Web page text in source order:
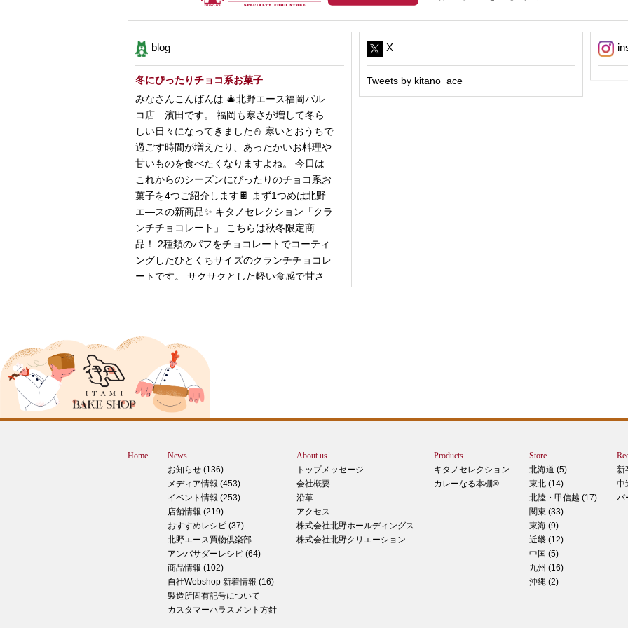
blog
冬にぴったりチョコ系お菓子
みなさんこんばんは 🎄北野エース福岡パル
コ店 濱田です。 福岡も寒さが増して冬ら
しい日々になってきました⛄️ 寒いとおうちで
過ごす時間が増えたり、あったかいお料理や
甘いものを食べたくなりますよね。 今日は
これからのシーズンにぴったりのチョコ系お
菓子を4つご紹介します🍫 まず1つめは北野
エ―スの新商品✨ キタノセレクション「クラ
ンチチョコレート」 こちらは秋冬限定商
品！ 2種類のパフをチョコレートでコーティ
ングしたひとくちサイズのクランチチョコレ
ートです。 サクサクとした軽い食感で甘さ
ピザ立ちぬ
ブログをご覧の皆様、こんにちは！北野エー
スMOMOテラス店の大西です。 いきなりで
すが、これは何だと思いますか？ ヒントは
12月に活躍するあの食べ物です！ はんぺ
す。 それでは正解発表です。リバースカー
ドオープン！！ なんと四角いピザなんで
す！今回は冬に大活躍のピザ、紹介いたしま
す。 キタノセレクション手のばしピザ マ
ルゲリータ 北野エースオリジナル商品のピ
ザになります。特徴は何といってもこの形！
生地はひとつひとつ手で
2024年12月14日
もっちもち！和スイーツと一緒に素敵なティ
ータイムを ♪
X
Tweets by kitano_ace
Home
News
お知らせ (136)
メディア情報 (453)
イベント情報 (253)
店舗情報 (219)
おすすめレシピ (37)
北野エース買物倶楽部
アンバサダーレシピ (64)
商品情報 (102)
自社Webshop 新着情報 (16)
製造所固有記号について
カスタマーハラスメント方針
About us
トップメッセージ
会社概要
沿革
アクセス
株式会社北野ホールディングス
株式会社北野クリエーション
Products
キタノセレクション
カレーなる本棚®
Store
北海道 (5)
東北 (14)
北陸・甲信越 (17)
関東 (33)
東海 (9)
近畿 (12)
中国 (5)
九州 (16)
沖縄 (2)
新
中
パ